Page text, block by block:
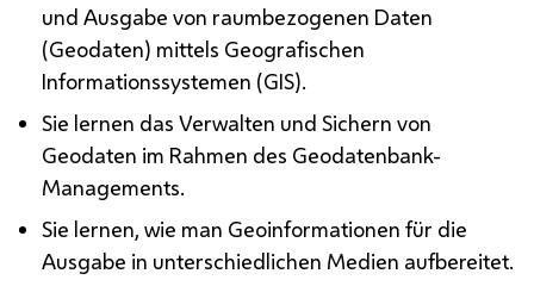
und Ausgabe von raumbezogenen Daten
(Geodaten) mittels Geografischen
Informationssystemen (GIS).
Sie lernen das Verwalten und Sichern von
Geodaten im Rahmen des Geodatenbank-
Managements.
Sie lernen, wie man Geoinformationen für die
Ausgabe in unterschiedlichen Medien aufbereitet.